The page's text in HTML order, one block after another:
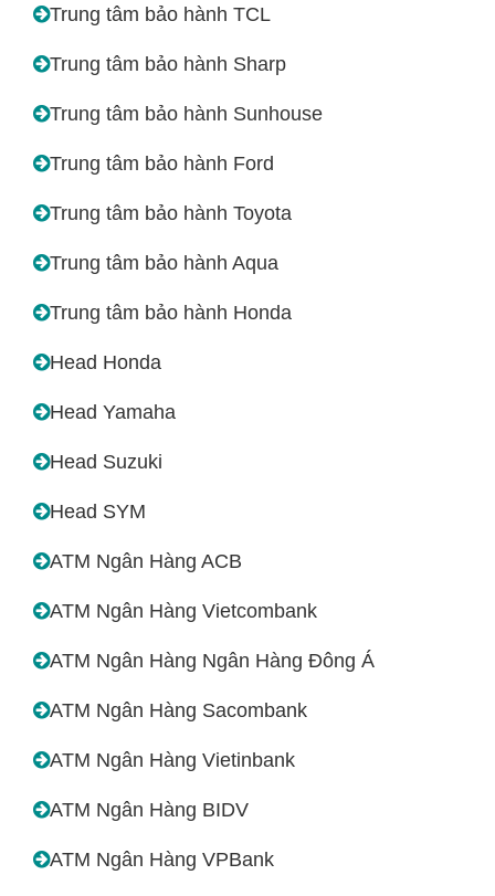
Trung tâm bảo hành TCL
Trung tâm bảo hành Sharp
Trung tâm bảo hành Sunhouse
Trung tâm bảo hành Ford
Trung tâm bảo hành Toyota
Trung tâm bảo hành Aqua
Trung tâm bảo hành Honda
Head Honda
Head Yamaha
Head Suzuki
Head SYM
ATM Ngân Hàng ACB
ATM Ngân Hàng Vietcombank
ATM Ngân Hàng Ngân Hàng Đông Á
ATM Ngân Hàng Sacombank
ATM Ngân Hàng Vietinbank
ATM Ngân Hàng BIDV
ATM Ngân Hàng VPBank